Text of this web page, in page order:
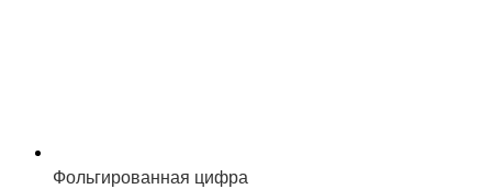
Фольгированная цифра